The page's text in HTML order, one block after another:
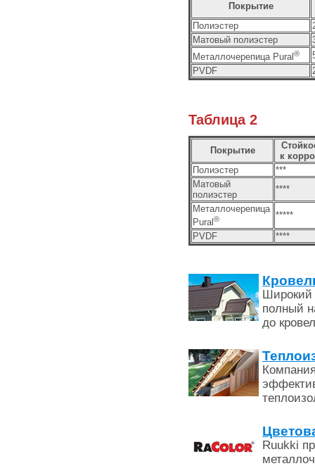
Покрытие
Полиэстер
Матовый полиэстер
Металлочерепица Pural®
PVDF
Таблица 2
Покрытие
к
Полиэстер
***
Матовый
полиэстер
****
Металлочерепица
Pural®
*****
PVDF
****
Широкий
полный
до
Ruukki